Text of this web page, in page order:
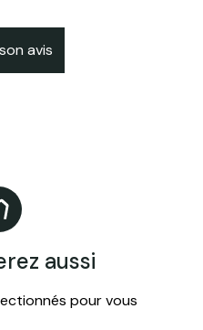
avis
aussi
pour vous